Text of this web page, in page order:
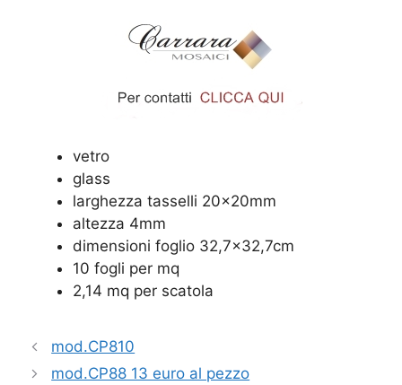
vetro
glass
larghezza tasselli 20x20mm
altezza 4mm
dimensioni foglio 32,7×32,7cm
10 fogli per mq
2,14 mq per scatola
mod.CP810
mod.CP88 13 euro al pezzo